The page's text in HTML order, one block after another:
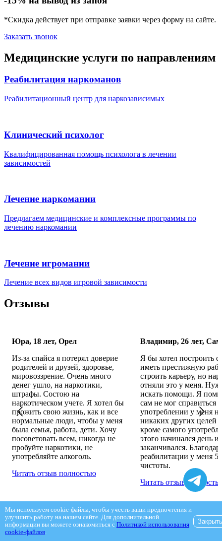
*Скидка действует при отправке заявки через форму на сайте.
Заказать звонок
Медицинские услуги по направлениям
Реабилитация наркоманов
Реабилитационный центр для наркозависимых
Клинический психолог
Квалифицированная помощь психолога в лечении
зависимостей
Лечение наркомании
Предлагаем медицинские и комплексные программы по
лечению наркомании
Лечение игромании
Лечение всех видов игровой зависимости
Отзывы
Юра, 18 лет, Орел
Из-за спайса я потерял доверие
родителей и друзей, здоровье,
мировоззрение. Очень много
денег ушло, на наркотики,
штрафы. Состою на
наркотическом учете. Я хотел бы
прожить свою жизнь, как и все
нормальные люди, чтобы у меня
была семья, работа, дети. Хочу
посоветовать всем, никогда не
пробуйте наркотики, не
употребляйте алкоголь.
Читать отзыв полностью
Владимир, 26 лет,
Я бы хотел построить
иметь престижную
строить карьеру, но
отняли это у меня.
искать помощи. Я
сам не мог справиться
употреблении у меня
никаких других целей
кроме самого
этого начинался день и
заканчивался.
реабилитации у меня 5
чистоты.
Читать отзыв
Все отзывы
Мы используем cookie-файлы, чтобы учесть ваши предпочтения и
улучшить работу на нашем сайте. Для дополнительной
информации вы можете ознакомиться с Политикой использования
cookie-файлов.
Закрыть